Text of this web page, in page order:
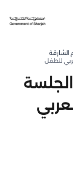
الشارقة
للطفل